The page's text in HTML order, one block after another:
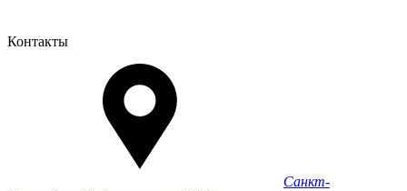
Контакты
Санкт-